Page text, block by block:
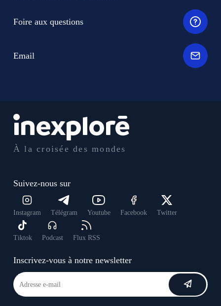
À la croisée des mondes
Suivez-nous sur
Instagram Télégram Youtube Facebook Twitter
Tiktok Podcast Flux RSS
Inscrivez-vous à notre newsletter
Foire aux questions
Email